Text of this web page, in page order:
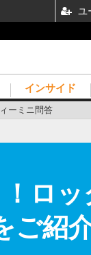
ーミニ問答
インサイド
ロ
ご紹
ユ